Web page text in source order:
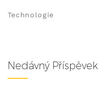
Technologie
Nedávný Příspěvek